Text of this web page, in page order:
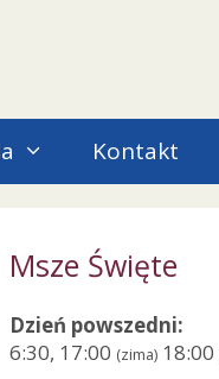
Kontakt
Msze Święte
Dzień powszedni:
6:30, 17:00 (zima) 18:00